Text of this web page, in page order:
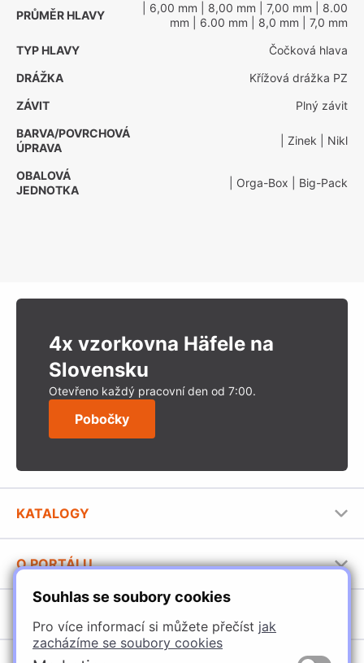
Souhlas se soubory cookies
Pro více informací si můžete přečíst jak
zacházíme se soubory cookies
PRŮMĚR HLAVY
| 6,00 mm | 8,00 mm | 7,00 mm | 8.00
mm | 6.00 mm | 8,0 mm | 7,0 mm
TYP HLAVY
Čočková hlava
DRÁŽKA
Křížová drážka PZ
ZÁVIT
Plný závit
BARVA/POVRCHOVÁ
ÚPRAVA
| Zinek | Nikl
OBALOVÁ
JEDNOTKA
| Orga-Box | Big-Pack
4x vzorkovna Häfele na
Slovensku
Otevřeno každý pracovní den od 7:00.
Pobočky
KATALOGY
Stavební katalog Häfele
Brožury Häfele
O PORTÁLU
Provozovatel portálu
Jak používat portál
Úchytky